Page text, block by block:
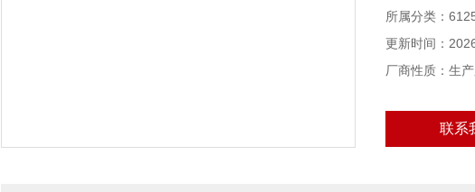
所属分类：
更新时间：
厂商性质：生
联系